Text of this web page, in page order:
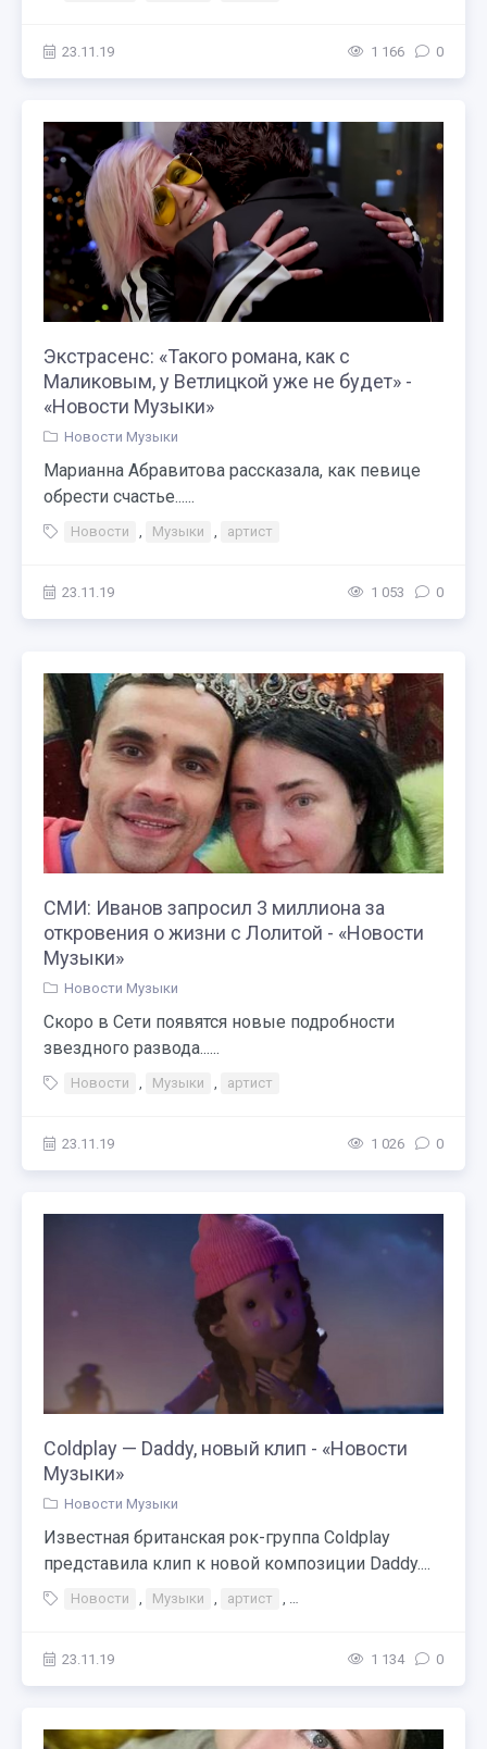
23.11.19 1 166 0
Экстрасенс: «Такого романа, как с
Маликовым, у Ветлицкой уже не будет» -
«Новости Музыки»
Новости Музыки
Марианна Абравитова рассказала, как певице
обрести счастье......
Новости , Музыки , артист
23.11.19 1 053 0
СМИ: Иванов запросил 3 миллиона за
откровения о жизни с Лолитой - «Новости
Музыки»
Новости Музыки
Скоро в Сети появятся новые подробности
звездного развода......
Новости , Музыки , артист
23.11.19 1 026 0
Coldplay — Daddy, новый клип - «Новости
Музыки»
Новости Музыки
Известная британская рок-группа Coldplay
представила клип к новой композиции Daddy....
Новости , Музыки , артист , Coldplay — Daddy новый
23.11.19 1 134 0